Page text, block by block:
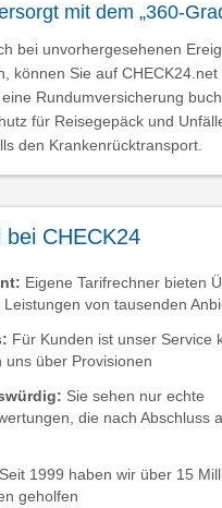
mit dem „360-
bei unvorhergesehenen
können Sie auf
Rundumversicherung
für Reisegepäck und
den Krankenrücktransport.
bei CHECK24
Eigene Tarifrechner bieten
Leistungen von tausenden
Für Kunden ist unser Service
uns über Provisionen
Sie sehen nur echte
die nach Abschluss
Seit 1999 haben wir über 15
geholfen